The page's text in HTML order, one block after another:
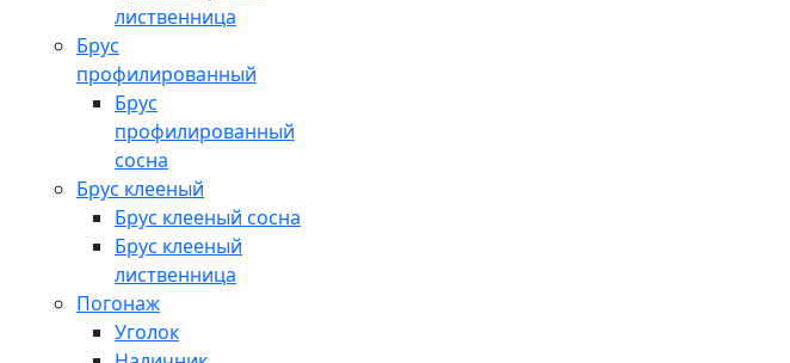
лиственница
Брус
профилированный
Брус
профилированный
сосна
Брус клееный
Брус клееный сосна
Брус клееный
лиственница
Погонаж
Уголок